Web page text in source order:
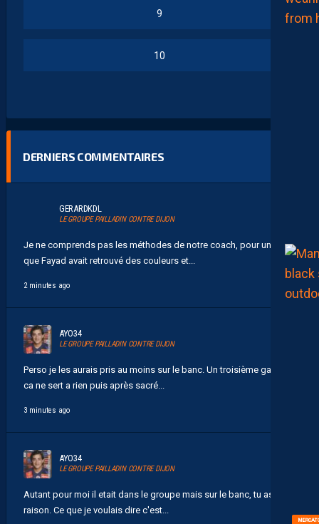
9
10
DERNIERS COMMENTAIRES
GERARDKDL
LE GROUPE PAILLADIN CONTRE DIJON
Je ne comprends pas les méthodes de notre coach, pour une fois
que Fayad avait retrouvé des couleurs et...
2 minutes ago
AYO34
LE GROUPE PAILLADIN CONTRE DIJON
Perso je les aurais pris au moins sur le banc. Un troisième gardien
ca ne sert a rien puis après sacré...
3 minutes ago
AYO34
LE GROUPE PAILLADIN CONTRE DIJON
Autant pour moi il etait dans le groupe mais sur le banc, tu as
raison. Ce que je voulais dire c'est...